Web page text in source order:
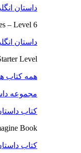
داستان
– Level 6
داستان
Level
همه کتاب
مجموعه
کتاب
Book
کتاب